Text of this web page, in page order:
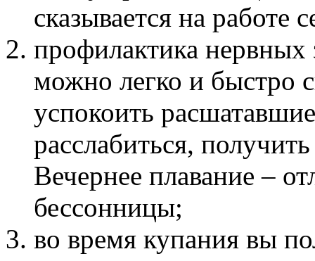
сказывается на работе
профилактика нервных
можно легко и быстро
успокоить
расслабиться,
Вечернее плавание –
бессонницы;
во время купания вы